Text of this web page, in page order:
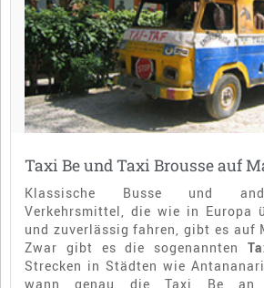
Taxi Be und Taxi Brousse auf
Klassische Busse und
Verkehrsmittel, die wie in Europa
und zuverlässig fahren, gibt es auf
Zwar gibt es die sogenannten
Strecken in Städten wie
wann genau die Taxi Be an